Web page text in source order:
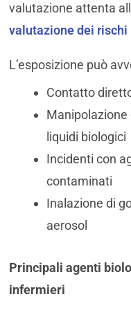
valutazione attenta
valutazione dei rischi
L’esposizione può
Contatto
Manipolazione
liquidi biologici
Incidenti con
contaminati
Inalazione di
aerosol
Principali agenti
infermieri